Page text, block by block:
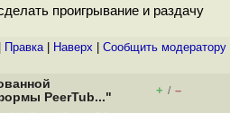
проигрывание и раздачу
Правка| Наверх Cообщить модератору
PeerTub..."
+ / –